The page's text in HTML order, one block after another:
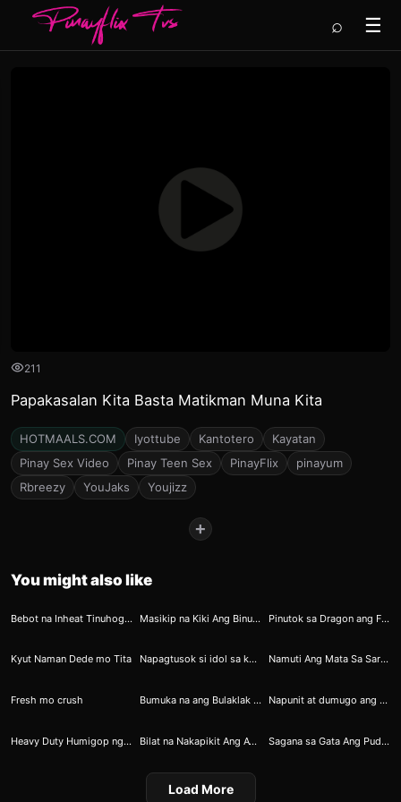
☰
⌕
211
Papakasalan Kita Basta Matikman Muna Kita
HOTMAALS.COM Iyottube Kantotero
Kayatan
Pinay Sex Video
Pinay Teen Sex PinayFlix
pinayum
Rbreezy
YouJaks Youjizz
+
You might also like
2
Bebot na Inheat Tinuhog ni Kapitan Masikip na Kiki Ang Binuka ni Twerky Jinky Pinutok sa Dragon ang Feelings ni Anton
68
Kyut Naman Dede mo Tita
68
Napagtusok si idol sa kanyang nipple
70
Namuti Ang Mata Sa Sarap
230
Fresh mo crush
247
Bumuka na ang Bulaklak na Nasasabik sa Dilig
352
Napunit at dumugo ang bilat ni gold medalist
389
Heavy Duty Humigop ng Burat si Eabab
417
Bilat na Nakapikit Ang Ayuda ni Marikit
419
Sagana sa Gata Ang Puday ni Juanita
Load More